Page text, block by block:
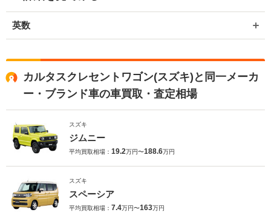
英数
カルタスクレセントワゴン(スズキ)と同一メーカ
ー・ブランド車の車買取・査定相場
スズキ
ジムニー
平均買取相場： 19.2万円〜188.6万円
スズキ
スペーシア
平均買取相場： 7.4万円〜163万円